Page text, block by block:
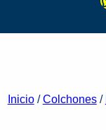
Inicio/Colchones/